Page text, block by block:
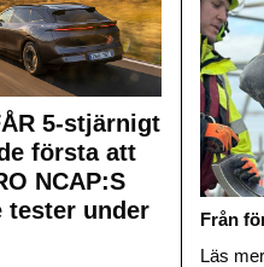
5-stjärnigt
första att
NCAP:S
tester under
Från
Läs